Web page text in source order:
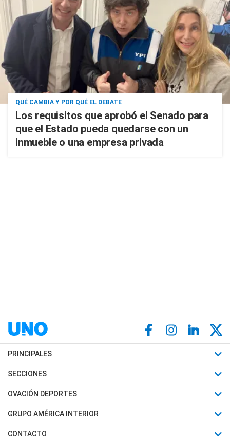
QUÉ CAMBIA Y POR QUÉ EL DEBATE
Los requisitos que aprobó el Senado para
que el Estado pueda quedarse con un
inmueble o una empresa privada
PRINCIPALES
Últimas Noticias
Política
Judiciales
SECCIONES
Horóscopo
Motores
Trucos caseros
OVACIÓN DEPORTES
Fútbol
Mundial
GRUPO AMÉRICA INTERIOR
Canal 7 en Vivo
CONTACTO